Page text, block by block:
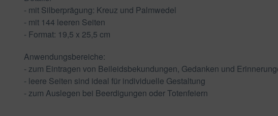
- mit Silberprägung: Kreuz und Palmwedel
- mit 144 leeren Seiten
- Format: 19,5 x 25,5 cm
Anwendungsbereiche:
- zum Eintragen von Beileidsbekundungen, Gedanken und
- leere Seiten sind ideal für individuelle Gestaltung
- zum Auslegen bei Beerdigungen oder Totenfeiern